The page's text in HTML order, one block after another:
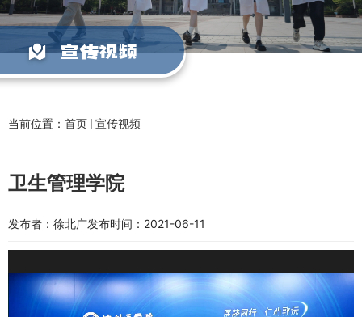
宣传视频
当前位置： 首页 宣传视频
卫生管理学院
发布者：徐北广发布时间：2021-06-11